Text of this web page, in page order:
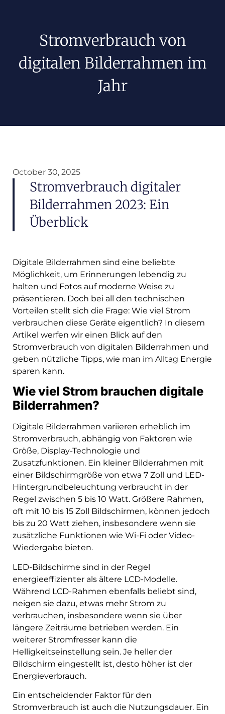
Stromverbrauch von
digitalen Bilderrahmen im
Jahr
October 30, 2025
Stromverbrauch digitaler
Bilderrahmen 2023: Ein
Überblick
Digitale Bilderrahmen sind eine beliebte
Möglichkeit, um Erinnerungen lebendig zu
halten und Fotos auf moderne Weise zu
präsentieren. Doch bei all den technischen
Vorteilen stellt sich die Frage: Wie viel Strom
verbrauchen diese Geräte eigentlich? In diesem
Artikel werfen wir einen Blick auf den
Stromverbrauch von digitalen Bilderrahmen und
geben nützliche Tipps, wie man im Alltag Energie
sparen kann.
Wie viel Strom brauchen digitale
Bilderrahmen?
Digitale Bilderrahmen variieren erheblich im
Stromverbrauch, abhängig von Faktoren wie
Größe, Display-Technologie und
Zusatzfunktionen. Ein kleiner Bilderrahmen mit
einer Bildschirmgröße von etwa 7 Zoll und LED-
Hintergrundbeleuchtung verbraucht in der
Regel zwischen 5 bis 10 Watt. Größere Rahmen,
oft mit 10 bis 15 Zoll Bildschirmen, können jedoch
bis zu 20 Watt ziehen, insbesondere wenn sie
zusätzliche Funktionen wie Wi-Fi oder Video-
Wiedergabe bieten.
LED-Bildschirme sind in der Regel
energieeffizienter als ältere LCD-Modelle.
Während LCD-Rahmen ebenfalls beliebt sind,
neigen sie dazu, etwas mehr Strom zu
verbrauchen, insbesondere wenn sie über
längere Zeiträume betrieben werden. Ein
weiterer Stromfresser kann die
Helligkeitseinstellung sein. Je heller der
Bildschirm eingestellt ist, desto höher ist der
Energieverbrauch.
Ein entscheidender Faktor für den
Stromverbrauch ist auch die Nutzungsdauer. Ein